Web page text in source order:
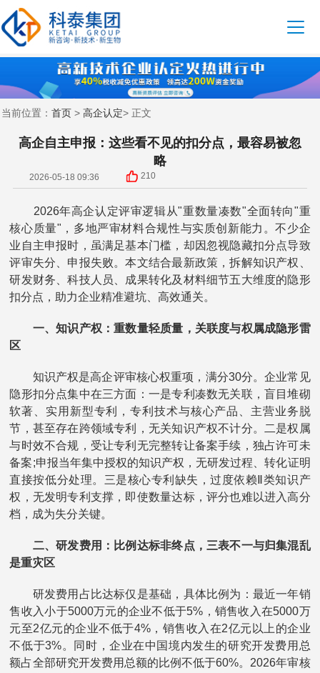
当前位置： 首页 > 高企认定> 正文
高企自主申报：这些看不见的扣分点，最容易被忽
略
2026-05-18 09:36 210
2026年高企认定评审逻辑从"重数量凑数"全面转向"重
核心质量"，多地严审材料合规性与实质创新能力。不少企
业自主申报时，虽满足基本门槛，却因忽视隐藏扣分点导致
评审失分、申报失败。本文结合最新政策，拆解知识产权、
研发财务、科技人员、成果转化及材料细节五大维度的隐形
扣分点，助力企业精准避坑、高效通关。
一、知识产权：重数量轻质量，关联度与权属成隐形雷
区
知识产权是高企评审核心权重项，满分30分。企业常见
隐形扣分点集中在三方面：一是专利凑数无关联，盲目堆砌
软著、实用新型专利，专利技术与核心产品、主营业务脱
节，甚至存在跨领域专利，无关知识产权不计分。二是权属
与时效不合规，受让专利无完整转让备案手续，独占许可未
备案;申报当年集中授权的知识产权，无研发过程、转化证明
直接按低分处理。三是核心专利缺失，过度依赖Ⅱ类知识产
权，无发明专利支撑，即使数量达标，评分也难以进入高分
档，成为失分关键。
二、研发费用：比例达标非终点，三表不一与归集混乱
是重灾区
研发费用占比达标仅是基础，具体比例为：最近一年销
售收入小于5000万元的企业不低于5%，销售收入在5000万
元至2亿元的企业不低于4%，销售收入在2亿元以上的企业
不低于3%。同时，企业在中国境内发生的研究开发费用总
额占全部研究开发费用总额的比例不低于60%。2026年审核